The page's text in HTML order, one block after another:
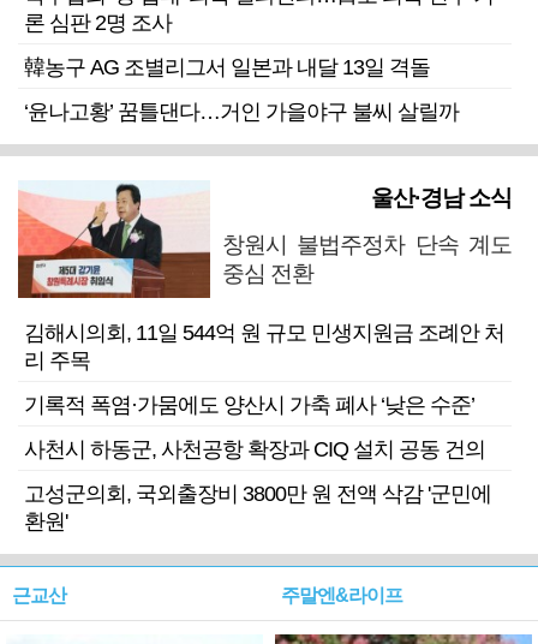
론 심판 2명 조사
韓농구 AG 조별리그서 일본과 내달 13일 격돌
‘윤나고황’ 꿈틀댄다…거인 가을야구 불씨 살릴까
울산·경남 소식
창원시 불법주정차 단속 계도
중심 전환
김해시의회, 11일 544억 원 규모 민생지원금 조례안 처
리 주목
기록적 폭염·가뭄에도 양산시 가축 폐사 ‘낮은 수준’
사천시 하동군, 사천공항 확장과 CIQ 설치 공동 건의
고성군의회, 국외출장비 3800만 원 전액 삭감 '군민에
환원'
근교산 주말엔&라이프